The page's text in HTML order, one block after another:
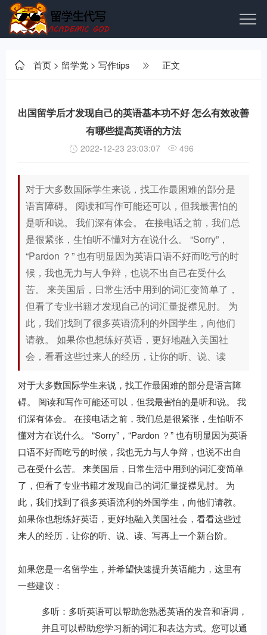
首页 > 留学党 > 写作tips 正文
出国留学后才发现自己的英语基本功不好 怎么有效改善
有哪些提高英语的方法
2022-12-23 23:03:07 496
对于大多数国际学生来说，找工作最困难的部分是
语言障碍。 阅读和写作可能还可以，但我最害怕的
是听和说。 我们深有体会。 在接电话之前，我们总
是很紧张，生怕听不懂对方在说什么。 “Sorry”，
“Pardon ？” 也有明显因为英语口语不好而吃亏的时
候，我也无力与人争辩，也说不出自己在受什么
苦。 来美国后，日常生活中用到的词汇变简单了，
但看了专业书籍才发现自己的词汇量捉襟见肘。 为
此，我们找到了很多英语流利的外国学生，向他们
请教。 如果你也想练好英语，更好地融入美国社
会，看看这些过来人的经历，让你的听、说、读
对于大多数国际学生来说，找工作最困难的部分是语言障
碍。 阅读和写作可能还可以，但我最害怕的是听和说。 我
们深有体会。 在接电话之前，我们总是很紧张，生怕听不
懂对方在说什么。 “Sorry”，“Pardon ？” 也有明显因为英语
口语不好而吃亏的时候，我也无力与人争辩，也说不出自
己在受什么苦。 来美国后，日常生活中用到的词汇变简单
了，但看了专业书籍才发现自己的词汇量捉襟见肘。 为
此，我们找到了很多英语流利的外国学生，向他们请教。
如果你也想练好英语，更好地融入美国社会，看看这些过
来人的经历，让你的听、说、读、写再上一个新台阶。
如果您是一名留学生，并希望快速提升英语能力，这里有
一些建议：
多听：多听英语可以帮助您熟悉英语的发音和语调，
并且可以帮助您学习新的词汇和表达方式。您可以通